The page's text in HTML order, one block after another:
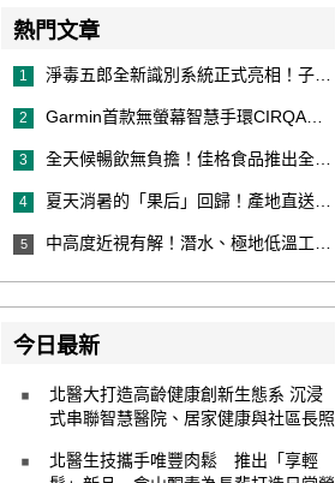
熱門文章
1 淨毒五郎全新識別系統正式亮相！子品牌然本再推體香噴霧新產品！
2 Garmin首款無螢幕智慧手環CIRQA登場 專注健康無須訂閱！ 輕量舒適風格百搭 生態系無縫串接 打造全天候零干擾健康與恢復管理新體驗
3 全天候暢飲無負擔！佳格食品推出全新穀物茶品牌「穀萃」 首發「穀萃 蕎麥國寶茶」無糖、0咖啡因 24小時暖心陪伴
4 夏天消暑的「果后」回歸！產地直送泰國鮮山竹，打造夏日最頂級的天然補給
5 中高度近視有解！潛水、極地低溫工作者優選 EVO ICL 膠原蛋白眼內鏡
今日最新
北醫大打造高齡健康創新生態系 沉浸
式串聯智慧醫院、居家健康與社區長照
北醫生技攜手唯豐肉鬆 推出「享輕